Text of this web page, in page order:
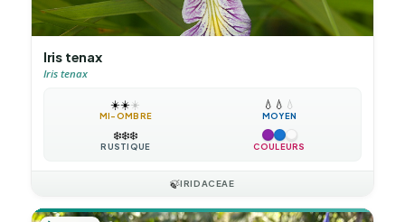
Iris tenax
Iris tenax
☀️☀️☀️
MI-OMBRE
💧 💧 💧
MOYEN
❄️❄️❄️
RUSTIQUE COULEURS
🍃IRIDACEAE